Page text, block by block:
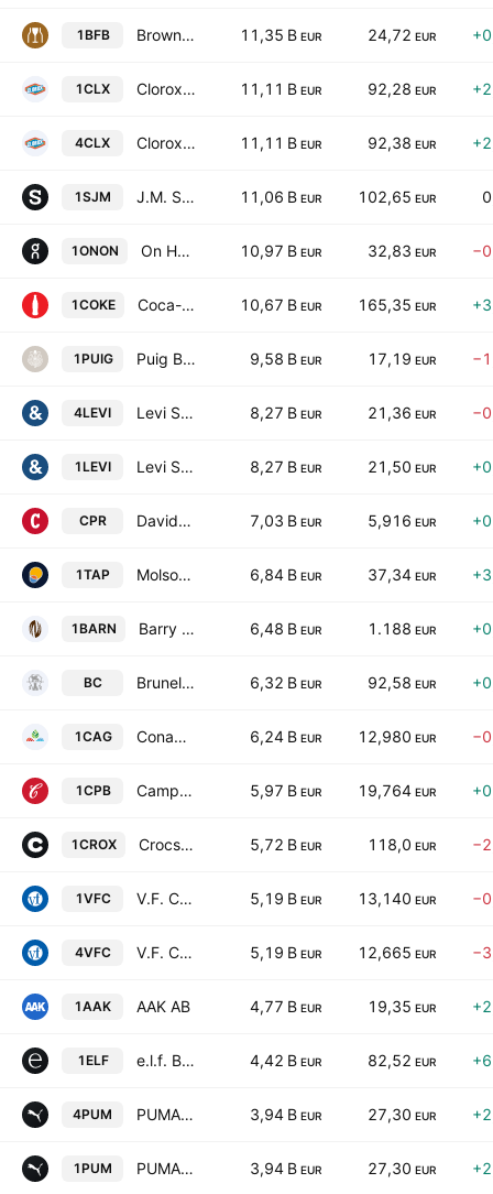
1BFB Brown-Forman Corporation Class B 11,35 B EUR 24,72 EUR
1CLX Clorox Company 11,11 B EUR 92,28 EUR
4CLX Clorox Company 11,11 B EUR 92,38 EUR
1SJM J.M. Smucker Company 11,06 B EUR 102,65 EUR
1ONON On Holding AG Class A 10,97 B EUR 32,83 EUR
1COKE Coca-Cola Consolidated, Inc. 10,67 B EUR 165,35 EUR
1PUIG Puig Brands, S.A. Class B 9,58 B EUR 17,19 EUR
4LEVI Levi Strauss & Co. Class A 8,27 B EUR 21,36 EUR
1LEVI Levi Strauss & Co. Class A 8,27 B EUR 21,50 EUR
CPR Davide Campari-Milano N.V. 7,03 B EUR 5,916 EUR
1TAP Molson Coors Beverage Company Class B 6,84 B EUR 37,34 EUR
1BARN Barry Callebaut AG 6,48 B EUR 1.188 EUR
BC Brunello Cucinelli S.p.A. 6,32 B EUR 92,58 EUR
1CAG Conagra Brands, Inc. 6,24 B EUR 12,980 EUR
1CPB Campbell's Company 5,97 B EUR 19,764 EUR
1CROX Crocs, Inc. 5,72 B EUR 118,0 EUR
1VFC V.F. Corporation 5,19 B EUR 13,140 EUR
4VFC V.F. Corporation 5,19 B EUR 12,665 EUR
1AAK AAK AB 4,77 B EUR 19,35 EUR
1ELF e.l.f. Beauty, Inc. 4,42 B EUR 82,52 EUR
4PUM PUMA SE 3,94 B EUR 27,30 EUR
1PUM PUMA SE 3,94 B EUR 27,30 EUR